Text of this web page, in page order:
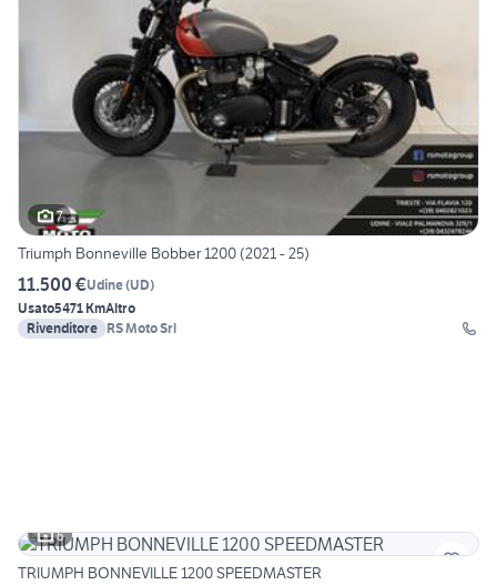
7
Triumph Bonneville Bobber 1200 (2021 - 25)
11.500 €Udine(UD)
Usato5471 KmAltro
Rivenditore RS Moto Srl
6
TRIUMPH BONNEVILLE 1200 SPEEDMASTER